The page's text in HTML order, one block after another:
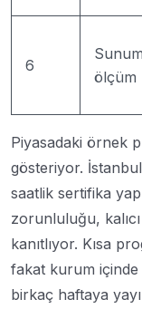
6
ölçüm
Piyasadaki örnek
gösteriyor.
saatlik sertifika
zorunluluğu,
kanıtlıyor. Kısa
fakat kurum içinde
birkaç haftaya